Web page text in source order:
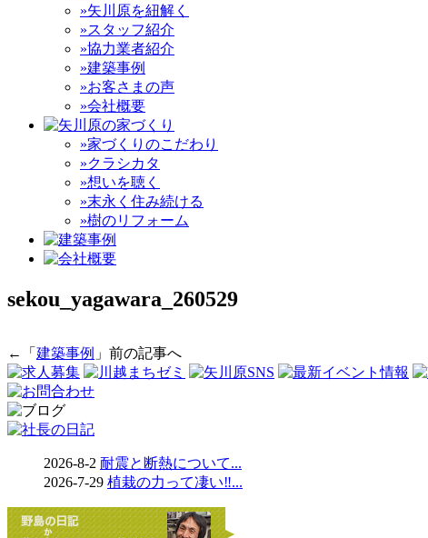
»矢川原を紐解く
»スタッフ紹介
»協力業者紹介
»建築事例
»お客さまの声
»会社概要
»家づくりのこだわり
»クラシカタ
»想いを聴く
»末永く住み続ける
»樹のリフォーム
sekou_yagawara_260529
←「 建築事例 」前の記事へ
2026-8-2 耐震と断熱について...
2026-7-29 植栽の力って凄い‼...